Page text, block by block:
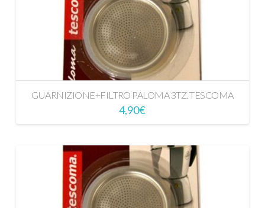
GUARNIZIONE+FILTRO PALOMA 3TZ. TESCOMA
4,90€